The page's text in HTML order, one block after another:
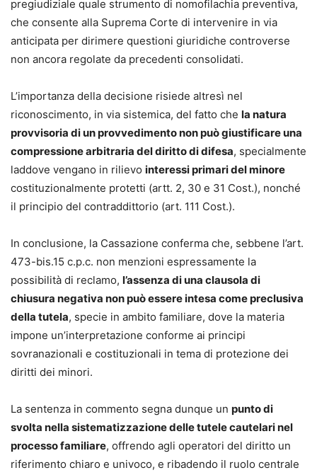
pregiudiziale quale strumento di nomofilachia preventiva,
che consente alla Suprema Corte di intervenire in via
anticipata per dirimere questioni giuridiche controverse
non ancora regolate da precedenti consolidati.
L’importanza della decisione risiede altresì nel
riconoscimento, in via sistemica, del fatto che la natura
provvisoria di un provvedimento non può giustificare una
compressione arbitraria del diritto di difesa, specialmente
laddove vengano in rilievo interessi primari del minore
costituzionalmente protetti (artt. 2, 30 e 31 Cost.), nonché
il principio del contraddittorio (art. 111 Cost.).
In conclusione, la Cassazione conferma che, sebbene l’art.
473-bis.15 c.p.c. non menzioni espressamente la
possibilità di reclamo, l’assenza di una clausola di
chiusura negativa non può essere intesa come preclusiva
della tutela, specie in ambito familiare, dove la materia
impone un’interpretazione conforme ai principi
sovranazionali e costituzionali in tema di protezione dei
diritti dei minori.
La sentenza in commento segna dunque un punto di
svolta nella sistematizzazione delle tutele cautelari nel
processo familiare, offrendo agli operatori del diritto un
riferimento chiaro e univoco, e ribadendo il ruolo centrale